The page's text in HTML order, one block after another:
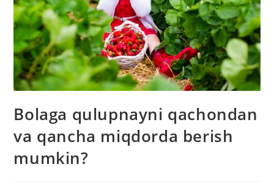
Bolaga qulupnayni qachondan
va qancha miqdorda berish
mumkin?